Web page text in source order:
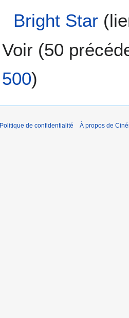
Bright Star
Voir (50
500)
Politique de confidentialité À propos de